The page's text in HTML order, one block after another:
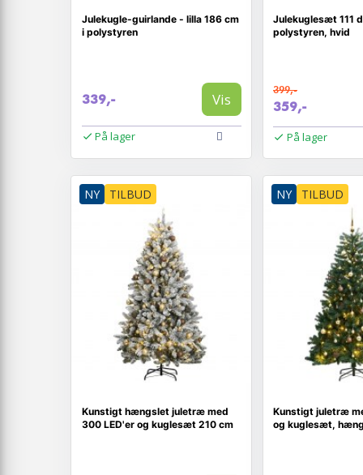
Julekugle-guirlande - lilla 186 cm
i polystyren
339,- Vis
På lager
Julekuglesæt 111
polystyren, hvid
399,-
359,-
På lager
NY TILBUD
Kunstigt hængslet juletræ med
300 LED'er og kuglesæt 210 cm
NY TILBUD
Kunstigt juletræ
og kuglesæt,